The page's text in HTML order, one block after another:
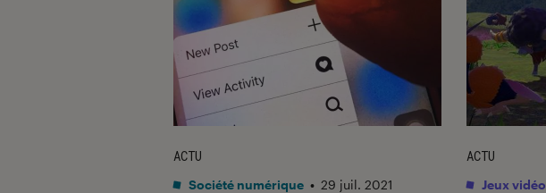
ACTU
Société numérique • 29 juil. 2021
ACTU
Jeux vidéo